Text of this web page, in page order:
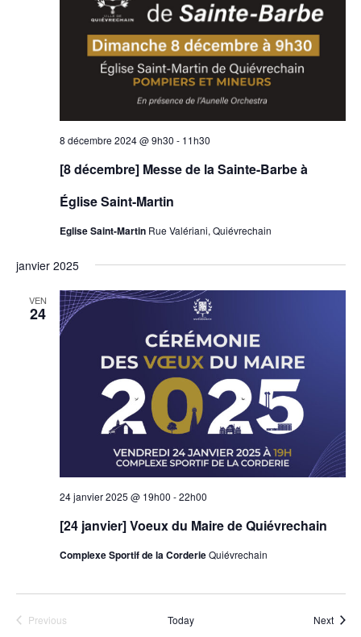
8 décembre 2024 @ 9h30 - 11h30
[8 décembre] Messe de la Sainte-Barbe à
Église Saint-Martin
Eglise Saint-Martin Rue Valériani, Quiévrechain
janvier 2025
VEN
24
24 janvier 2025 @ 19h00 -22h00
[24 janvier] Voeux du Maire de Quiévrechain
Complexe Sportif de la CorderieQuiévrechain
PreviousEvents Today Next